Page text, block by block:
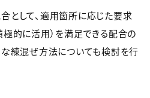
として、適用箇所に応じた要求
的に活用）を満足できる配合の
な練混ぜ方法についても検討を行